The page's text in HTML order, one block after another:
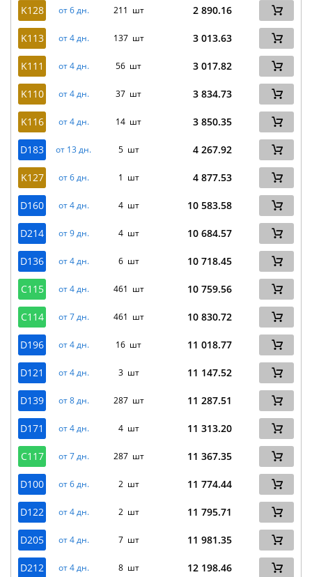
K128 от 6 дн. 211 шт 2 890.16
K113 от 4 дн. 137 шт 3 013.63
K111 от 4 дн. 56 шт 3 017.82
K110 от 4 дн. 37 шт 3 834.73
K116 от 4 дн. 14 шт 3 850.35
D183 от 13 дн. 5 шт 4 267.92
K127 от 6 дн. 1 шт 4 877.53
D160 от 4 дн. 4 шт 10 583.58
D214 от 9 дн. 4 шт 10 684.57
D136 от 4 дн. 6 шт 10 718.45
C115 от 4 дн. 461 шт 10 759.56
C114 от 7 дн. 461 шт 10 830.72
D196 от 4 дн. 16 шт 11 018.77
D121 от 4 дн. 3 шт 11 147.52
D139 от 8 дн. 287 шт 11 287.51
D171 от 4 дн. 4 шт 11 313.20
C117 от 7 дн. 287 шт 11 367.35
D100 от 6 дн. 2 шт 11 774.44
D122 от 4 дн. 2 шт 11 795.71
D205 от 4 дн. 7 шт 11 981.35
D212 от 4 дн. 8 шт 12 198.46